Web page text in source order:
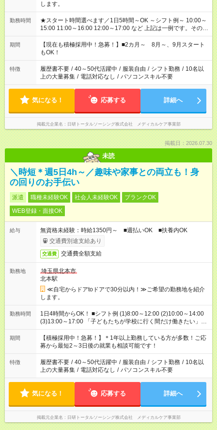
します。
勤務時間
★スタート時間選べます／1日5時間～OK ～シフト例～ 10:00～
15:00 11:00～16:00 12:00～17:00 など 上記は一例です。その他
シフトもご相談ください。 ※Wワークの場合当社と合わせて法
定労働時間が週40時間を超えなければOKです。
期間
【現在も積極採用中！急募！】■2カ月～ 8月～、9月スタート
もOK！
特徴 履歴書不要 / 40～50代活躍中 / 服装自由 / シフト勤務 / 10名以
上の大量募集 / 電話対応なし / パソコンスキル不要
気になる！ 応募する 詳細へ
掲載元企業名 日研トータルソーシング株式会社 メディカルケア事業部
掲載日：2026.07.30
未読
＼時短＊週5日4h～／趣味や家事との両立も！身
の回りのお手伝い
派遣 職種未経験OK 社会人未経験OK
ブランクOK
WEB登録・面接OK
給与
無資格未経験：時給1350円～ ■週払いOK ■扶養内OK
交通費別途支給あり
交通費 交通費全額支給
勤務地
埼玉県北本市
北本駅
≪自宅からドアtoドアで30分以内！≫ご希望の勤務地を紹介
します。
勤務時間
1日4時間からOK！ ■シフト例 (1)8:00～12:00 (2)10:00～14:00
(3)13:00～17:00 「子どもたちが学校に行く間だけ働きたい」
「余裕を持って夕飯の準備がしたい」 「午前中は働いて、午後
はプライベートの時間にしたい」 など、ご希望を教えてくださ
いね。 ※Wワーク希望の方へ 今ご覧のお仕事で希望する勤務時
間と、もう1つのお仕事の勤務時間。 合計で週40時間を超える
場合は応募できません。
期間
【積極採用中！急募！】＊1年以上勤務している方が多数！ご応
募から最短2～3日後の就業も相談可能です！
特徴 履歴書不要 / 40～50代活躍中 / 服装自由 / シフト勤務 / 10名以
上の大量募集 / 電話対応なし / パソコンスキル不要
気になる！ 応募する 詳細へ
掲載元企業名 日研トータルソーシング株式会社 メディカルケア事業部